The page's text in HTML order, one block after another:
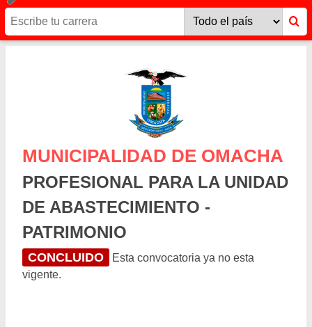
MUNICIPALIDAD DE OMACHA
PROFESIONAL PARA LA UNIDAD
DE ABASTECIMIENTO -
PATRIMONIO
CONCLUIDO
Esta convocatoria ya no esta
vigente.